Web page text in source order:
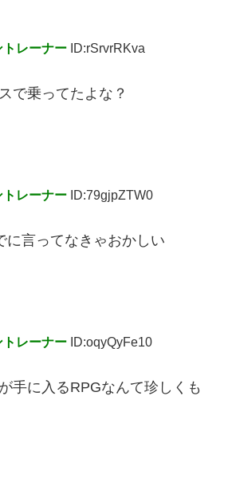
レーナー ID:rSrvrRKva
で乗ってたよな？
レーナー ID:79gjpZTW0
に言ってなきゃおかしい
レーナー ID:oqyQyFe10
手に入るRPGなんて珍しくも